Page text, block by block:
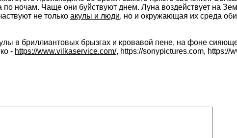
по ночам. Чаще они буйствуют днем. Луна воздействует на
не только акулы и люди, но и окружающая их среда
в бриллиантовых брызгах и кровавой пене, на фоне
- https://www.vilkaservice.com/, https://sonypictures.com, https://